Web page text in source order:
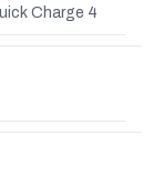
Charge 4